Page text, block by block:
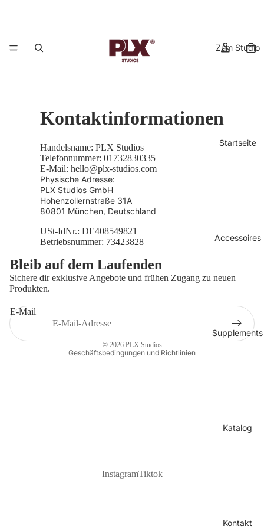
Zum Studio
Startseite
Accessoires
Supplements
Katalog
Kontakt
Kontaktinformationen
Handelsname: PLX Studios
Telefonnummer: 01732830335
E-Mail: hello@plx-studios.com
Physische Adresse:
PLX Studios GmbH
Hohenzollernstraße 31A
80801 München, Deutschland
USt-IdNr.: DE408549821
Betriebsnummer: 73423828
Bleib auf dem Laufenden
Sichere dir exklusive Angebote und frühen Zugang zu neuen
Produkten.
E-Mail
© 2026 PLX Studios
Geschäftsbedingungen und Richtlinien
Widerrufsrecht
AGB
Kontaktinformationen
InstagramTiktok